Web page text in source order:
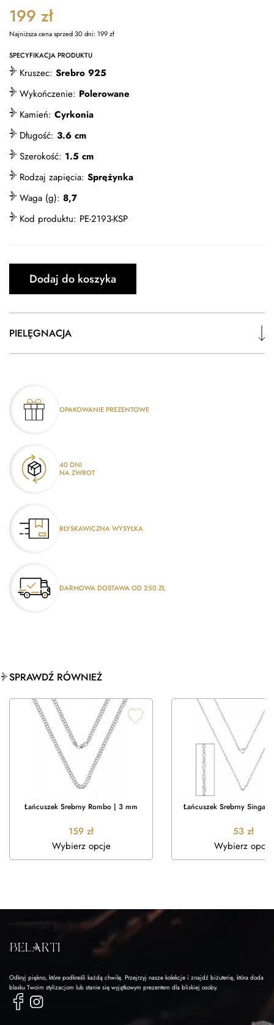
199 zł
Najniższa cena sprzed 30 dni:199zł
SPECYFIKACJA PRODUKTU
Kruszec: Srebro 925
Wykończenie: Polerowane
Kamień: Cyrkonia
Długość: 3.6 cm
Szerokość: 1.5 cm
Rodzaj zapięcia: Sprężynka
Waga (g): 8,7
Kod produktu: PE-2193-KSP
Dodaj do koszyka
PIELĘGNACJA
OPAKOWANIE PREZENTOWE
40 DNI
NA ZWROT
BŁYSKAWICZNA WYSYŁKA
DARMOWA DOSTAWA OD 250 ZŁ
SPRAWDŹ RÓWNIEŻ
Łańcuszek Srebrny Rombo | 3 mm
159 zł
Wybierz opcje
Łańcuszek Srebrny
53 zł
Wybierz opcje
Odkryj piękno, które podkreśli każdą chwilę. Przejrzyj nasze kolekcje i znajdź biżuterię, która doda
blasku Twoim stylizacjom lub stanie się wyjątkowym prezentem dla bliskiej osoby.